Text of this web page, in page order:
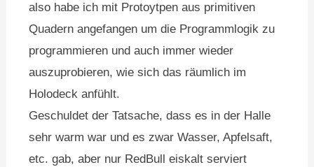
also habe ich mit Protoytpen aus primitiven
Quadern angefangen um die Programmlogik zu
programmieren und auch immer wieder
auszuprobieren, wie sich das räumlich im
Holodeck anfühlt.
Geschuldet der Tatsache, dass es in der Halle
sehr warm war und es zwar Wasser, Apfelsaft,
etc. gab, aber nur RedBull eiskalt serviert